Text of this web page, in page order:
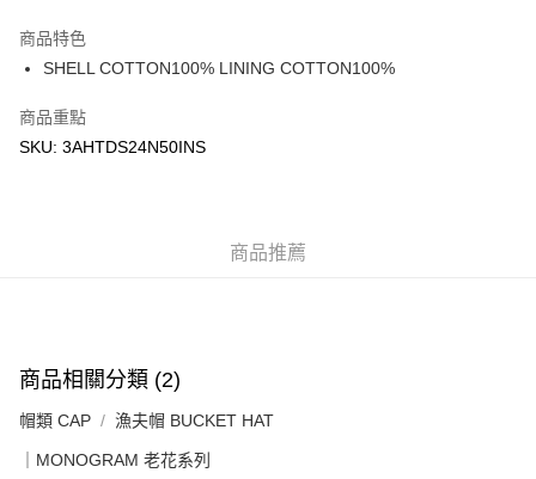
AlipayHK
WeChat Pay
每筆HK$50.00，滿HK$499.00或以上免運費
配送至澳門
商品特色
SHELL COTTON100% LINING COTTON100%
商品重點
SKU: 3AHTDS24N50INS
商品推薦
商品相關分類 (2)
帽類 CAP 漁夫帽 BUCKET HAT
｜MONOGRAM 老花系列